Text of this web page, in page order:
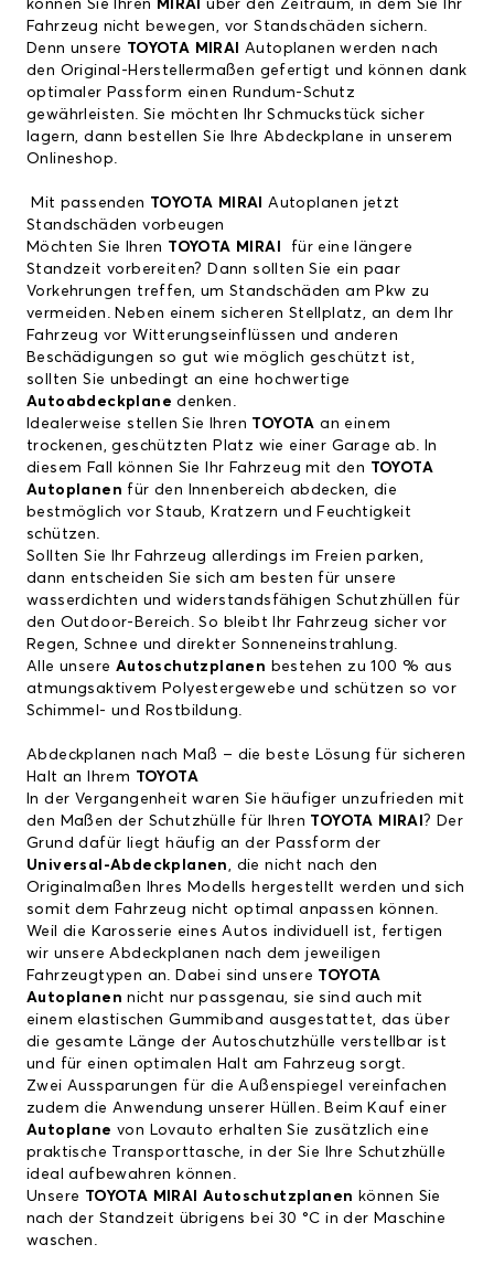
können Sie Ihren MIRAI
über den Zeitraum, in dem Sie Ihr
Fahrzeug nicht bewegen, vor Standschäden sichern.
Denn unsere TOYOTA MIRAIAutoplanen werden nach
den Original-Herstellermaßen gefertigt und können dank
optimaler Passform einen Rundum-Schutz
gewährleisten. Sie möchten Ihr Schmuckstück sicher
lagern, dann bestellen Sie Ihre Abdeckplane in unserem
Onlineshop.
Mit passenden TOYOTA MIRAIAutoplanen jetzt
Standschäden vorbeugen
Möchten Sie Ihren TOYOTA MIRAI
für eine längere
Standzeit vorbereiten? Dann sollten Sie ein paar
Vorkehrungen treffen, um Standschäden am Pkw zu
vermeiden. Neben einem sicheren Stellplatz, an dem Ihr
Fahrzeug vor Witterungseinflüssen und anderen
Beschädigungen so gut wie möglich geschützt ist,
sollten Sie unbedingt an eine hochwertige
Autoabdeckplane denken.
Idealerweise stellen Sie Ihren TOYOTAan einem
trockenen, geschützten Platz wie einer Garage ab. In
diesem Fall können Sie Ihr Fahrzeug mit den TOYOTA
Autoplanen für den Innenbereich abdecken, die
bestmöglich vor Staub, Kratzern und Feuchtigkeit
schützen.
Sollten Sie Ihr Fahrzeug allerdings im Freien parken,
dann entscheiden Sie sich am besten für unsere
wasserdichten und widerstandsfähigen Schutzhüllen für
den Outdoor-Bereich. So bleibt Ihr Fahrzeug sicher vor
Regen, Schnee und direkter Sonneneinstrahlung.
Alle unsere Autoschutzplanen bestehen zu 100 % aus
atmungsaktivem Polyestergewebe und schützen so vor
Schimmel- und Rostbildung.
Abdeckplanen nach Maß – die beste Lösung für sicheren
Halt an Ihrem TOYOTA
In der Vergangenheit waren Sie häufiger unzufrieden mit
den Maßen der Schutzhülle für Ihren TOYOTA MIRAI ? Der
Grund dafür liegt häufig an der Passform der
Universal-Abdeckplanen, die nicht nach den
Originalmaßen Ihres Modells hergestellt werden und sich
somit dem Fahrzeug nicht optimal anpassen können.
Weil die Karosserie eines Autos individuell ist, fertigen
wir unsere Abdeckplanen nach dem jeweiligen
Fahrzeugtypen an. Dabei sind unsere TOYOTA
Autoplanen nicht nur passgenau, sie sind auch mit
einem elastischen Gummiband ausgestattet, das über
die gesamte Länge der Autoschutzhülle verstellbar ist
und für einen optimalen Halt am Fahrzeug sorgt.
Zwei Aussparungen für die Außenspiegel vereinfachen
zudem die Anwendung unserer Hüllen. Beim Kauf einer
Autoplane von Lovauto erhalten Sie zusätzlich eine
praktische Transporttasche, in der Sie Ihre Schutzhülle
ideal aufbewahren können.
Unsere TOYOTA MIRAI Autoschutzplanen können Sie
nach der Standzeit übrigens bei 30 °C in der Maschine
waschen.